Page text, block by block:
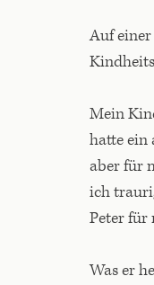
Auf
Mein
hatte ein
aber für
ich
Peter für
Was er